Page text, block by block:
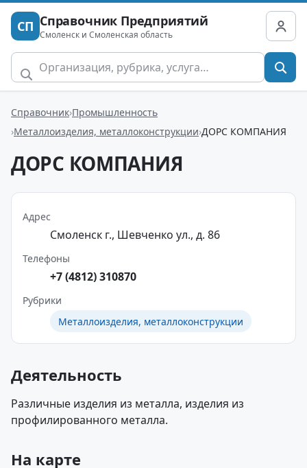
СП Справочник Предприятий
Смоленск и Смоленская область
Справочник Промышленность
Металлоизделия, металлоконструкции ДОРС КОМПАНИЯ
ДОРС КОМПАНИЯ
Адрес
Смоленск г., Шевченко ул., д. 86
Телефоны
+7 (4812) 310870
Рубрики
Металлоизделия, металлоконструкции
Деятельность
Различные изделия из металла, изделия из
профилированного металла.
На карте